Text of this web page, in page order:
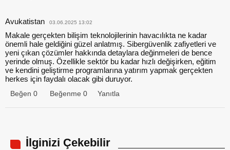
Avukatistan 03.06.2025 13:02
Makale gerçekten bilişim teknolojilerinin havacılıkta ne kadar
önemli hale geldiğini güzel anlatmış. Sibergüvenlik zafiyetleri ve
yeni çıkan çözümler hakkında detaylara değinmeleri de bence
yerinde olmuş. Özellikle sektör bu kadar hızlı değişirken, eğitim
ve kendini geliştirme programlarına yatırım yapmak gerçekten
herkes için faydalı olacak gibi duruyor.
Beğen 0 Beğenme 0 Yanıtla
İlginizi Çekebilir